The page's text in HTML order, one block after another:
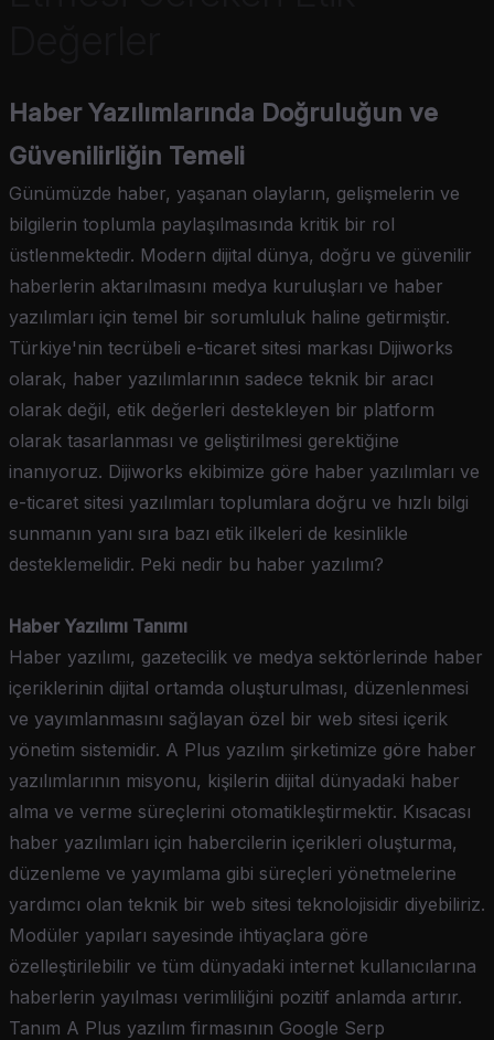
Haber Yazılımlarında Doğruluğun ve
Güvenilirliğin Temeli
Günümüzde haber, yaşanan olayların, gelişmelerin ve
bilgilerin toplumla paylaşılmasında kritik bir rol
üstlenmektedir. Modern dijital dünya, doğru ve güvenilir
haberlerin aktarılmasını medya kuruluşları ve haber
yazılımları için temel bir sorumluluk haline getirmiştir.
Türkiye'nin tecrübeli e-ticaret sitesi markası Dijiworks
olarak, haber yazılımlarının sadece teknik bir aracı
olarak değil, etik değerleri destekleyen bir platform
olarak tasarlanması ve geliştirilmesi gerektiğine
inanıyoruz. Dijiworks ekibimize göre haber yazılımları ve
e-ticaret sitesi yazılımları toplumlara doğru ve hızlı bilgi
sunmanın yanı sıra bazı etik ilkeleri de kesinlikle
desteklemelidir. Peki nedir bu haber yazılımı?
Haber Yazılımı Tanımı
Haber yazılımı, gazetecilik ve medya sektörlerinde haber
içeriklerinin dijital ortamda oluşturulması, düzenlenmesi
ve yayımlanmasını sağlayan özel bir web sitesi içerik
yönetim sistemidir. A Plus yazılım şirketimize göre haber
yazılımlarının misyonu, kişilerin dijital dünyadaki haber
alma ve verme süreçlerini otomatikleştirmektir. Kısacası
haber yazılımları için habercilerin içerikleri oluşturma,
düzenleme ve yayımlama gibi süreçleri yönetmelerine
yardımcı olan teknik bir web sitesi teknolojisidir diyebiliriz.
Modüler yapıları sayesinde ihtiyaçlara göre
özelleştirilebilir ve tüm dünyadaki internet kullanıcılarına
haberlerin yayılması verimliliğini pozitif anlamda artırır.
Tanım A Plus yazılım firmasının Google Serp